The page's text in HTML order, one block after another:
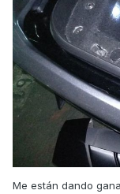
Me están dando